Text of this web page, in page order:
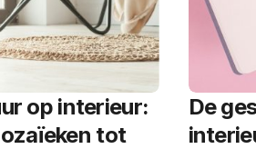
op interieur:
tot
De